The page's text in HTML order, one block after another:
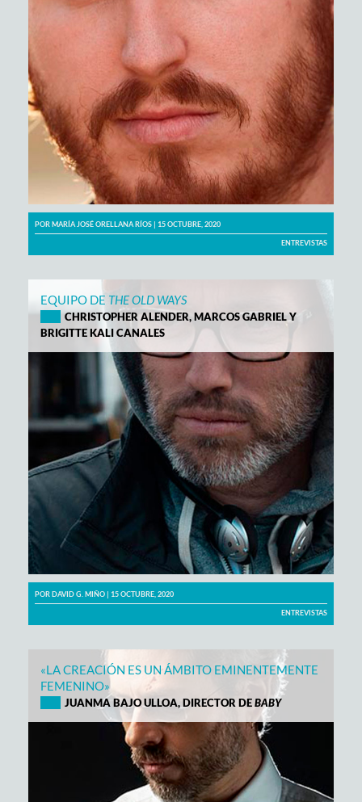
PORMARÍA JOSÉ ORELLANA RÍOS | 15 OCTUBRE, 2020
ENTREVISTAS
EQUIPO DE THE OLD WAYS
CHRISTOPHER ALENDER, MARCOS GABRIEL Y
BRIGITTE KALI CANALES
PORDAVID G. MIÑO | 15 OCTUBRE, 2020
ENTREVISTAS
«LA CREACIÓN ES UN ÁMBITO EMINENTEMENTE
FEMENINO»
JUANMA BAJO ULLOA, DIRECTOR DEBABY